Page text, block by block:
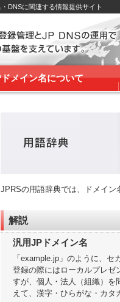
DNSに関連する情報提供サイト
メイン名について
JPRSの用語辞典では、ドメイ
解説
汎用JPドメイン名
「example.jp」のように、
登録の際にはローカルプレゼ
すが、個人・法人（組織）を
えて、漢字・ひらがな・カ